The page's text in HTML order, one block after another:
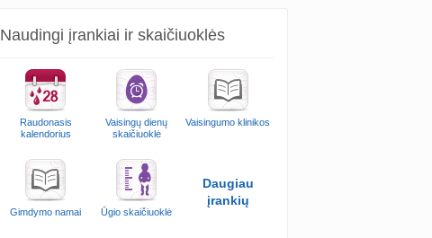
Naudingi įrankiai ir skaičiuoklės
Raudonasis
kalendorius
Vaisingų dienų
skaičiuoklė
Vaisingumo klinikos
Gimdymo namai Ūgio skaičiuoklė
Daugiau
įrankių